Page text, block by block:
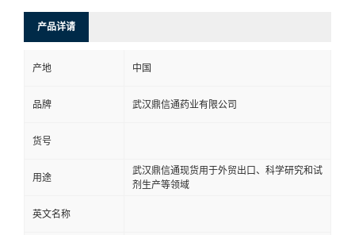
产品详请
产地 中国
品牌 武汉鼎信通药业有限公司
货号
用途
武汉鼎信通现货用于外贸出口、科学研究和试
剂生产等领域
英文名称